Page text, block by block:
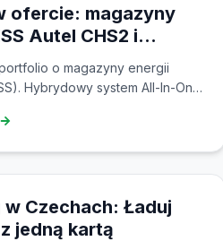
ofercie: magazyny
Autel CHS2 i
o magazyny energii
Hybrydowy system All-In-One
ESA500 skalowalny do 2
w Czechach: Ładuj
jedną kartą